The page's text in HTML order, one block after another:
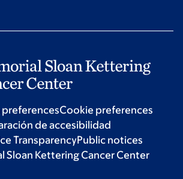
Cookie preferences
de accesibilidad
TransparencyPublic notices
Sloan Kettering Cancer Center